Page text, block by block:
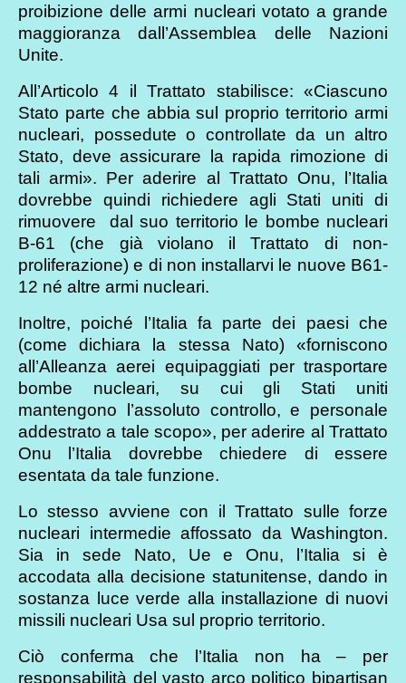
proibizione delle armi nucleari votato a grande
maggioranza dall’Assemblea delle Nazioni
Unite.
All’Articolo 4 il Trattato stabilisce: «Ciascuno
Stato parte che abbia sul proprio territorio armi
nucleari, possedute o controllate da un altro
Stato, deve assicurare la rapida rimozione di
tali armi». Per aderire al Trattato Onu, l’Italia
dovrebbe quindi richiedere agli Stati uniti di
rimuovere dal suo territorio le bombe nucleari
B-61 (che già violano il Trattato di non-
proliferazione) e di non installarvi le nuove B61-
12 né altre armi nucleari.
Inoltre, poiché l’Italia fa parte dei paesi che
(come dichiara la stessa Nato) «forniscono
all’Alleanza aerei equipaggiati per trasportare
bombe nucleari, su cui gli Stati uniti
mantengono l’assoluto controllo, e personale
addestrato a tale scopo», per aderire al Trattato
Onu l’Italia dovrebbe chiedere di essere
esentata da tale funzione.
Lo stesso avviene con il Trattato sulle forze
nucleari intermedie affossato da Washington.
Sia in sede Nato, Ue e Onu, l’Italia si è
accodata alla decisione statunitense, dando in
sostanza luce verde alla installazione di nuovi
missili nucleari Usa sul proprio territorio.
Ciò conferma che l’Italia non ha – per
responsabilità del vasto arco politico bipartisan